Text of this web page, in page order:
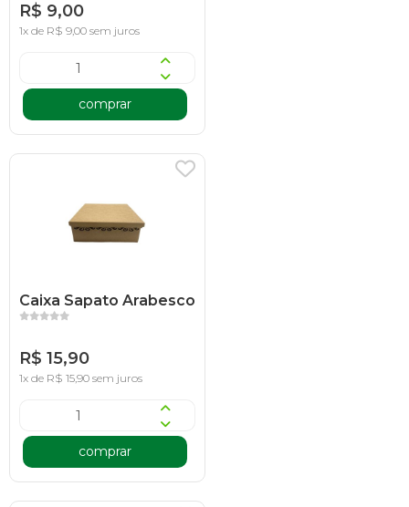
R$ 9,00
1x de R$ 9,00 sem juros
comprar
Caixa Sapato Arabesco
R$ 15,90
1x de R$ 15,90 sem juros
comprar